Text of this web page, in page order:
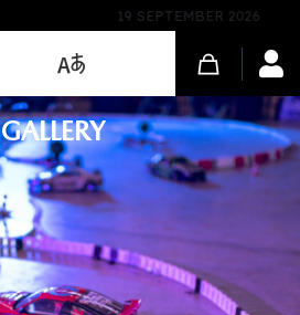
Kwartier 51 in Damme
GALLERY